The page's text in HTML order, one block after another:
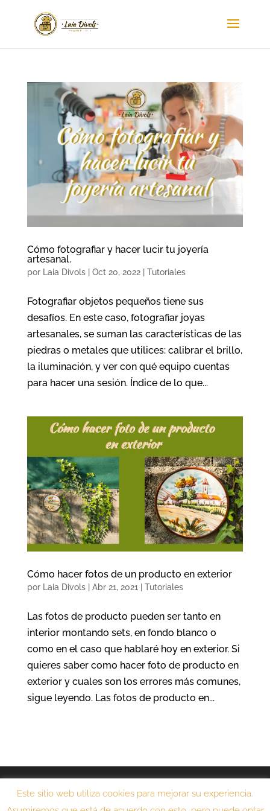
Cómo fotografiar y hacer lucir tu joyería
artesanal.
por Laia Divols| Oct 20, 2022| Tutoriales
Fotografiar objetos pequeños tiene sus
desafíos. En este caso, fotografiar joyas
artesanales, se suman las características de las
piedras o metales que utilices: calibrar el brillo,
la iluminación, y ver con qué equipo cuentas
para hacer una sesión. Índice de lo que...
Cómo hacer fotos de un producto en exterior
por Laia Divols| Abr 21, 2021 Tutoriales
Las fotos de producto pueden ser tanto en
interior montando sets, en fondo blanco o
como en el caso que hablaré hoy en exterior. Si
quieres saber como hacer foto de producto en
exterior y cuales son los errores más comunes,
sigue leyendo. Las fotos de producto en...
Política de cookies
Contacto
Este sitio web utiliza cookies para mejorar su experiencia.